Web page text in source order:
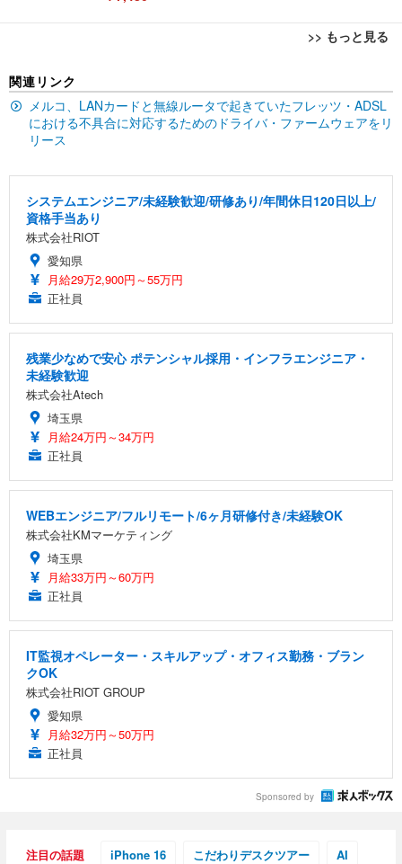
>> もっと見る
い 跳ね上げ式アームレスト コンパクト 約105度ロッ
キング pc 事務椅子 360度回転 座面昇降 強化ナイロ
ン樹脂ベース 通気性メッシュ 在宅ワーク H-WY01
￥5,699
ュチェア 人間工学 疲れない ブラック
Sezlife オフィスチェア デスクチェア 疲れない テレ
レスト 3Dヘッドレスト ハンガー付き 高反発クッシ
務用 おしゃれ パソコンチェア (ブラック)
レスト 3Dヘッドレスト ハンガー付き 高反発クッシ
￥7,680
ANDWINT オフィスチェア デスクチェア 肘なし メ
ッシュ 通気性 ランバーサポート付き 腰サポート ガ
ス圧無段階昇降 360度回転 キャスター付き コンパク
ト 幅52×奥行58.5×高さ84～96cm テレワーク 在宅
EV3240X-WT | 31.5型4K UHD・USB Type-C・ホワ
イト
￥105,595
EIZO ビジネス向けプレミアムモニター | FlexScan
EV2740X-WT | 27.0型4K UHD・USB Type-C・ホワ
イト
【純正品】27"ゲーミングモニター DualSense 充電
￥49,979
応 ComfortView ビジネス向け
￥15,800
【MiniLED/24.5inch/280Hz/FHD】GRAPHT THE S
HOOTER Gaming Monitor 24” Essential ゲーミン
グモニター QD 24.5インチ 1ms FHD 量子ドット 残
像低減 (3年保証 | 輝点保証 | 日本メーカー)
回使い捨て 無香料 ホワイト 300枚
￥3,373
x2袋(84枚) ホワイト(吸収面:ライトブルー)
ネオ・ルーライフ ネオ・オムツ L 中型犬用 26枚入
￥1,800
￥3,670
ュラー 200枚入【Amazon.co.jp限定】
￥3,731
関連リンク
メルコ、LANカードと無線ルータで起きていたフレッツ・ADSL
における不具合に対応するためのドライバ・ファームウェアをリ
リース
システムエンジニア/未経験歓迎/研修あり/年間休日120日以上/
資格手当あり
株式会社RIOT
愛知県
月給29万2,900円～55万円
正社員
残業少なめで安心 ポテンシャル採用・インフラエンジニア・
未経験歓迎
株式会社Atech
埼玉県
月給24万円～34万円
正社員
WEBエンジニア/フルリモート/6ヶ月研修付き/未経験OK
株式会社KMマーケティング
埼玉県
月給33万円～60万円
正社員
IT監視オペレーター・スキルアップ・オフィス勤務・ブラン
クOK
株式会社RIOT GROUP
愛知県
月給32万円～50万円
正社員
Sponsored by
注目の話題 iPhone 16 こだわりデスクツアー AI